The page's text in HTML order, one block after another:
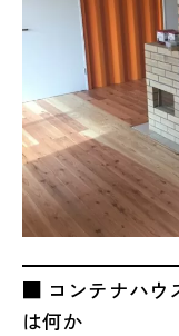
■ コンテナハウ
は何か